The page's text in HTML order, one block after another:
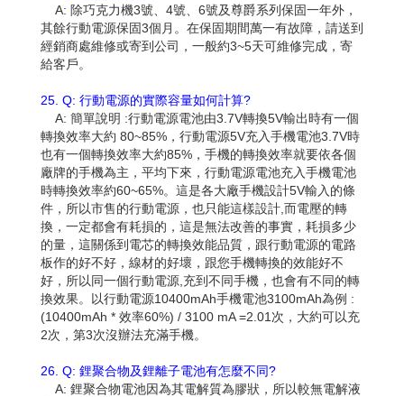
A: 除巧克力機3號、4號、6號及尊爵系列保固一年外，
其餘行動電源保固3個月。在保固期間萬一有故障，請送到
經銷商處維修或寄到公司，一般約3~5天可維修完成，寄
給客戶。
25. Q: 行動電源的實際容量如何計算?
A: 簡單說明 :行動電源電池由3.7V轉換5V輸出時有一個
轉換效率大約 80~85%，行動電源5V充入手機電池3.7V時
也有一個轉換效率大約85%，手機的轉換效率就要依各個
廠牌的手機為主，平均下來，行動電源電池充入手機電池
時轉換效率約60~65%。這是各大廠手機設計5V輸入的條
件，所以市售的行動電源，也只能這樣設計,而電壓的轉
換，一定都會有耗損的，這是無法改善的事實，耗損多少
的量，這關係到電芯的轉換效能品質，跟行動電源的電路
板作的好不好，線材的好壞，跟您手機轉換的效能好不
好，所以同一個行動電源,充到不同手機，也會有不同的轉
換效果。以行動電源10400mAh手機電池3100mAh為例 :
(10400mAh * 效率60%) / 3100 mA =2.01次，大約可以充
2次，第3次沒辦法充滿手機。
26. Q: 鋰聚合物及鋰離子電池有怎麼不同?
A: 鋰聚合物電池因為其電解質為膠狀，所以較無電解液